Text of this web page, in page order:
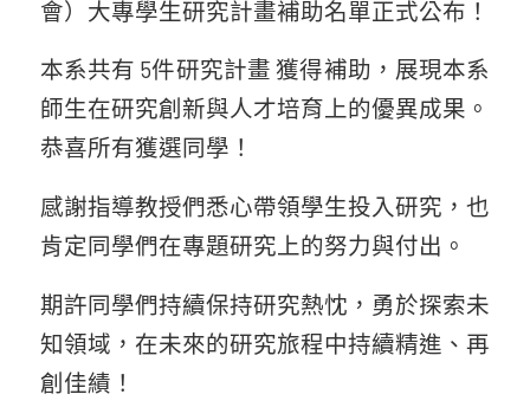
會）大專學生研究計畫補助名單正式公布！
本系共有 5件研究計畫 獲得補助，展現本系
師生在研究創新與人才培育上的優異成果。
恭喜所有獲選同學！
感謝指導教授們悉心帶領學生投入研究，也
肯定同學們在專題研究上的努力與付出。
期許同學們持續保持研究熱忱，勇於探索未
知領域，在未來的研究旅程中持續精進、再
創佳績！